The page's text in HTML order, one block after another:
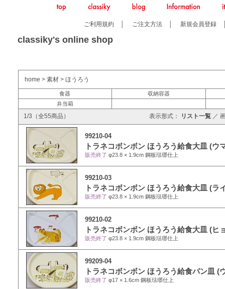
ご利用規約 ご注文方法 新規会員登録
classiky's online shop
home > 素材 > ほうろう
食器
収納容器
弁当箱
1/3（全55商品） 表示形式： リスト一覧 ／
99210-04
トラネコボンボン ほうろう給食大皿 (ウ
販売終了 φ23.8 × 1.9cm 鋼板琺瑯仕上
99210-03
トラネコボンボン ほうろう給食大皿 (ラ
販売終了 φ23.8 × 1.9cm 鋼板琺瑯仕上
99210-02
トラネコボンボン ほうろう給食大皿 (ヒ
販売終了 φ23.8 × 1.9cm 鋼板琺瑯仕上
99209-04
トラネコボンボン ほうろう給食パン皿 (
販売終了 φ17 × 1.6cm 鋼板琺瑯仕上